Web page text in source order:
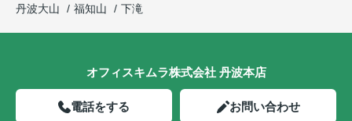
丹波大山
福知山 下滝
オフィスキムラ株式会社 丹波本店
電話をする お問い合わせ